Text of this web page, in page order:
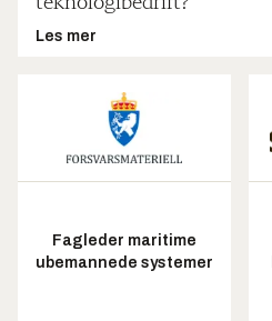
Les mer
Fagleder maritime
ubemannede systemer